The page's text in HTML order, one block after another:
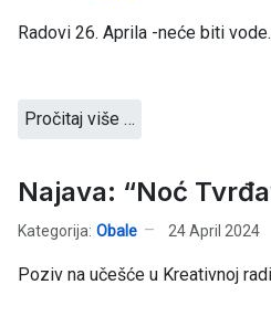
Radovi 26. Aprila -neće biti
Pročitaj više …
Najava: “Noć
Kategorija: Obale 24 April 2024
Poziv na učešće u Kreativnoj